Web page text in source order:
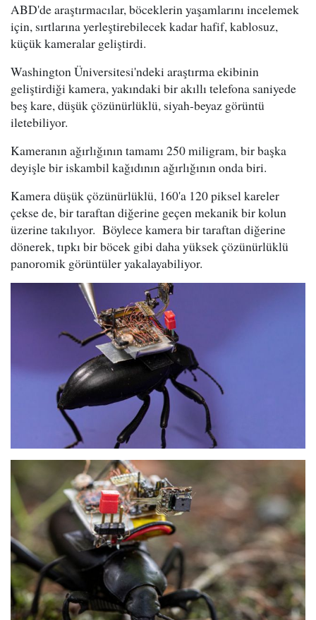
ABD'de araştırmacılar, böceklerin yaşamlarını incelemek
için, sırtlarına yerleştirebilecek kadar hafif, kablosuz,
küçük kameralar geliştirdi.
Washington Üniversitesi'ndeki araştırma ekibinin
geliştirdiği kamera, yakındaki bir akıllı telefona saniyede
beş kare, düşük çözünürlüklü, siyah-beyaz görüntü
iletebiliyor.
Kameranın ağırlığının tamamı 250 miligram, bir başka
deyişle bir iskambil kağıdının ağırlığının onda biri.
Kamera düşük çözünürlüklü, 160'a 120 piksel kareler
çekse de, bir taraftan diğerine geçen mekanik bir kolun
üzerine takılıyor. Böylece kamera bir taraftan diğerine
dönerek, tıpkı bir böcek gibi daha yüksek çözünürlüklü
panoromik görüntüler yakalayabiliyor.